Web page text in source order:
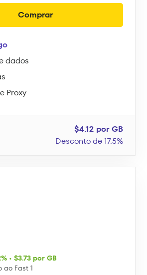
Comprar
dados
Proxy
$4.12 por GB
Desconto de 17.5%
• $3.73 por GB
Fast 1